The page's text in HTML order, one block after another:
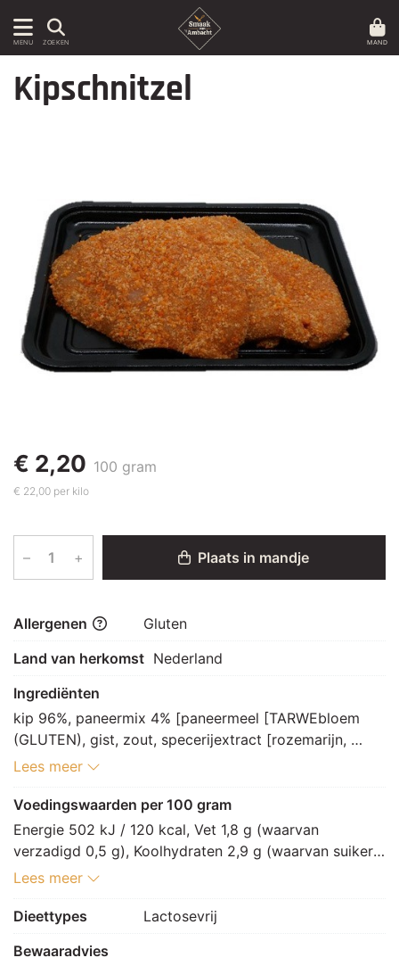
MENU ZOEKEN MAND
Kipschnitzel
€ 2,20 100 gram
€ 22,00 per kilo
– + Plaats in mandje
Allergenen
Gluten
Land van herkomst Nederland
Ingrediënten
kip 96%, paneermix 4% [paneermeel [TARWEbloem
(GLUTEN), gist, zout, specerijextract [rozemarijn,
paprika, peper, koriander, kardemom], paprikapoeder,
emulgator: E472e], zout, specerij [paprikapoeder,
nootmuskaat, witte peper, korianderzaad, kurkuma,
foelie, kruidnagel], aroma, maltodextrine, uipoeder,
gistextract, aroma (paprika), knoflookpoeder, tijm,
aroma (ui)]
Lees meer
Voedingswaarden per 100 gram
Energie 502 kJ / 120 kcal, Vet 1,8 g (waarvan
verzadigd 0,5 g), Koolhydraten 2,9 g (waarvan suikers
0,2 g), Vezels 0,2 g, Eiwitten 22,5 g, Zout 0,5 g.
Lees meer
Dieettypes
Lactosevrij
Bewaaradvies